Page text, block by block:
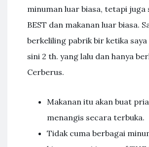
minuman luar biasa, tetapi juga
BEST dan makanan luar biasa.
berkeliling pabrik bir ketika saya
sini 2 th. yang lalu dan hanya
Cerberus.
Makanan itu akan buat
menangis secara terbuka.
Tidak cuma berbagai